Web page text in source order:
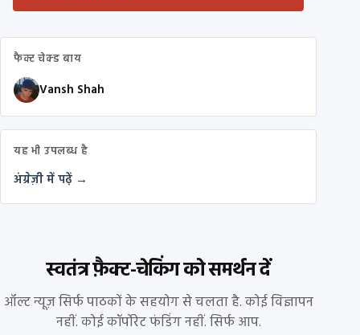
फैक्ट चेक्ड बाय
Vansh Shah
यह भी उपलब्ध है
अंग्रेज़ी में पढ़ें →
स्वतंत्र फ़ैक्ट-चेकिंग को समर्थन दें
ऑल्ट न्यूज़ सिर्फ पाठकों के सहयोग से चलता है. कोई विज्ञापन
नहीं. कोई कॉर्पोरेट फंडिंग नहीं. सिर्फ आप.